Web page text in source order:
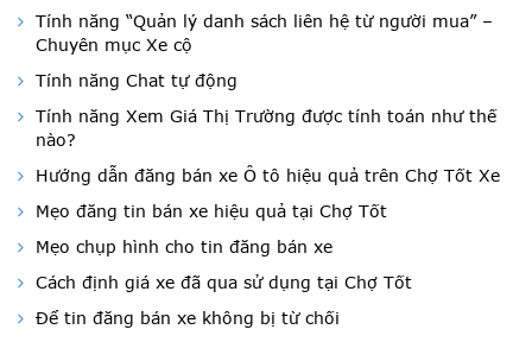
Tính năng “Quản lý danh sách liên hệ từ người mua” –
Chuyên mục Xe cộ
Tính năng Chat tự động
Tính năng Xem Giá Thị Trường được tính toán như thế
nào?
Hướng dẫn đăng bán xe Ô tô hiệu quả trên Chợ Tốt Xe
Mẹo đăng tin bán xe hiệu quả tại Chợ Tốt
Mẹo chụp hình cho tin đăng bán xe
Cách định giá xe đã qua sử dụng tại Chợ Tốt
Để tin đăng bán xe không bị từ chối